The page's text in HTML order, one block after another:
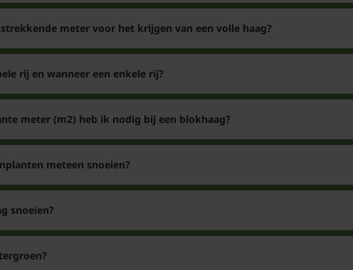
meter voor het krijgen van een volle haag?
rij en wanneer een enkele rij?
meter (m2) heb ik nodig bij een blokhaag?
meteen snoeien?
snoeien?